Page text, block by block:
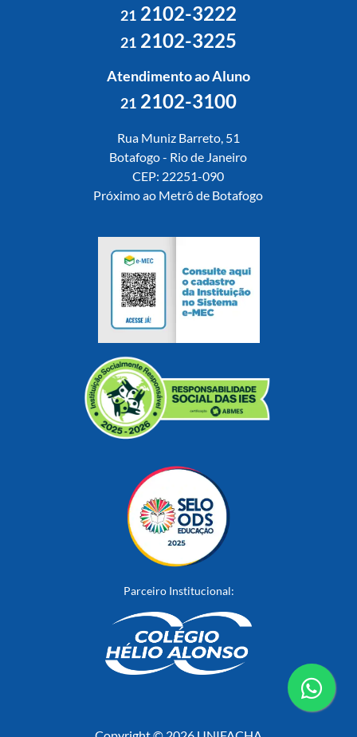
21 2102-3222
21 2102-3225
Atendimento ao Aluno
21 2102-3100
Rua Muniz Barreto, 51
Botafogo - Rio de Janeiro
CEP: 22251-090
Próximo ao Metrô de Botafogo
Parceiro Institucional: